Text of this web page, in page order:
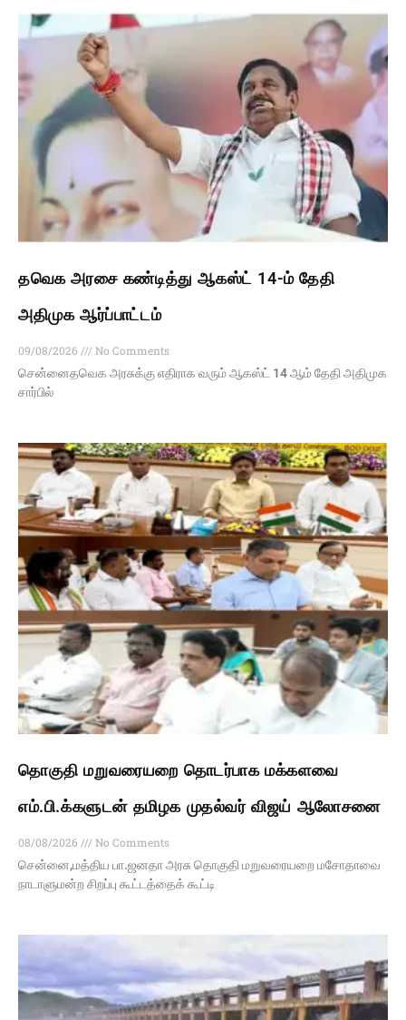
தவெக அரசை கண்டித்து ஆகஸ்ட் 14-ம் தேதி
அதிமுக ஆர்ப்பாட்டம்
09/08/2026
No Comments
சென்னைதவெக அரசுக்கு எதிராக வரும் ஆகஸ்ட் 14 ஆம் தேதி அதிமுக
சார்பில்
தொகுதி மறுவரையறை தொடர்பாக மக்களவை
எம்.பி.க்களுடன் தமிழக முதல்வர் விஜய் ஆலோசனை
08/08/2026
No Comments
சென்னை,மத்திய பா.ஜனதா அரசு தொகுதி மறுவரையறை மசோதாவை
நாடாளுமன்ற சிறப்பு கூட்டத்தைக் கூட்டி